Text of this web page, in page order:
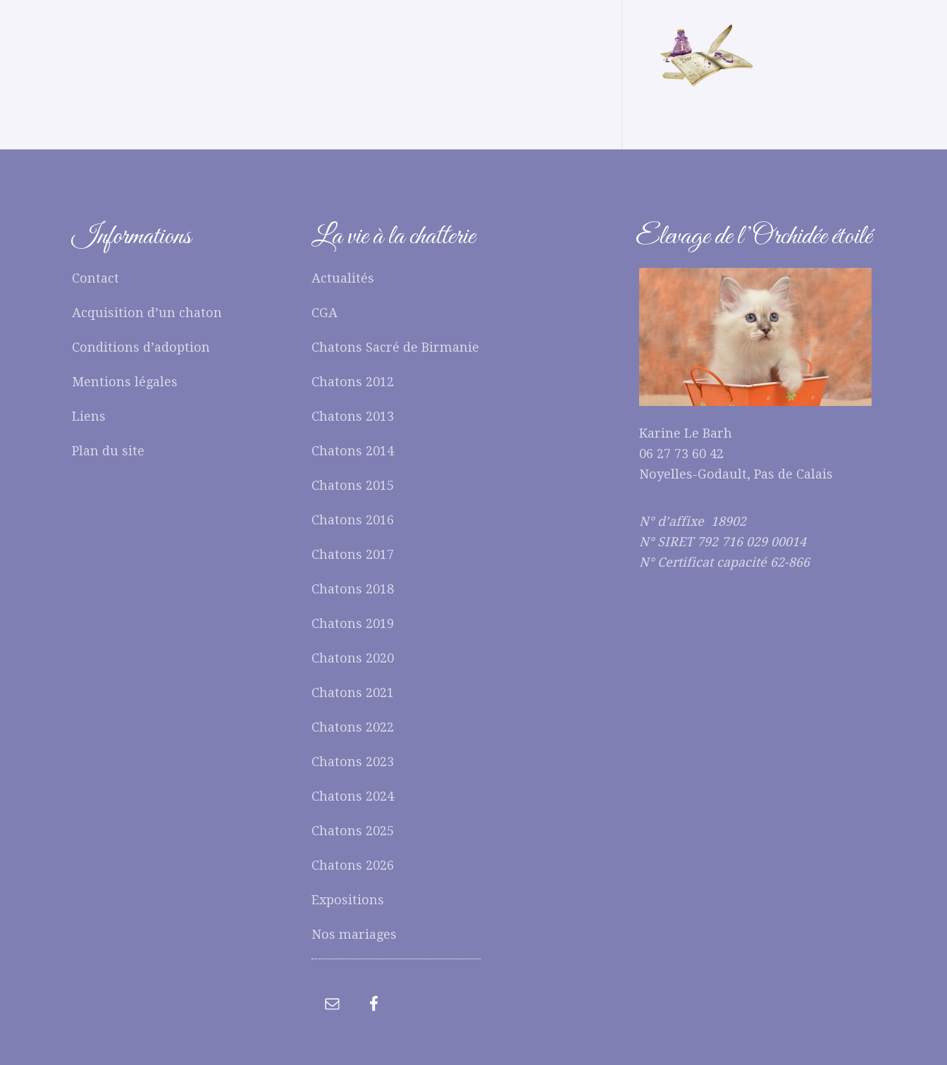
Informations
Contact
Acquisition d’un chaton
Conditions d’adoption
Mentions légales
Liens
Plan du site
La vie à la chatterie
Actualités
CGA
Chatons Sacré de Birmanie
Chatons 2012
Chatons 2013
Chatons 2014
Chatons 2015
Chatons 2016
Chatons 2017
Chatons 2018
Chatons 2019
Chatons 2020
Chatons 2021
Chatons 2022
Chatons 2023
Chatons 2024
Chatons 2025
Chatons 2026
Expositions
Nos mariages
Elevage de l’Orchidée étoilé
Karine Le Barh
06 27 73 60 42
Noyelles-Godault, Pas de Calais
N° d’affixe 18902
N° SIRET 792 716 029 00014
N° Certificat capacité 62-866